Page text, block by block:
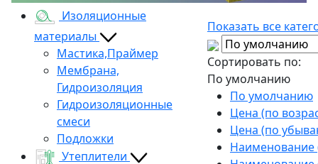
Изоляционные
материалы
Мастика,Праймер
Мембрана,
Гидроизоляция
Гидроизоляционные
смеси
Подложки
Утеплители
Показать все
Сортировать по:
По умолчанию
По умолчанию
Цена (по
Цена (по
Наименование